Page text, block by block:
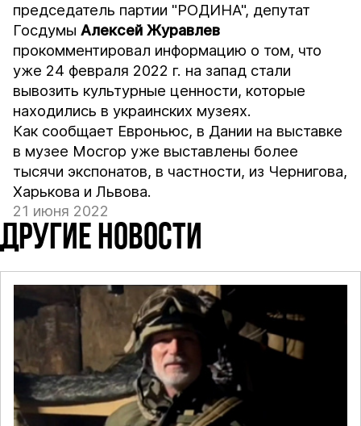
председатель партии "РОДИНА", депутат
Госдумы Алексей Журавлев
прокомментировал информацию о том, что
уже 24 февраля 2022 г. на запад стали
вывозить культурные ценности, которые
находились в украинских музеях.
Как сообщает Евроньюс, в Дании на выставке
в музее Мосгор уже выставлены более
тысячи экспонатов, в частности, из Чернигова,
Харькова и Львова.
21 июня 2022
ДРУГИЕ НОВОСТИ